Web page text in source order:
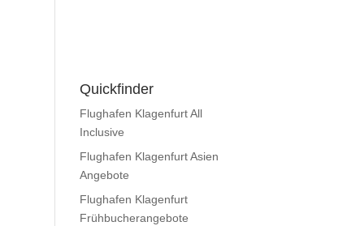
Quickfinder
Flughafen Klagenfurt All
Inclusive
Flughafen Klagenfurt Asien
Angebote
Flughafen Klagenfurt
Frühbucherangebote